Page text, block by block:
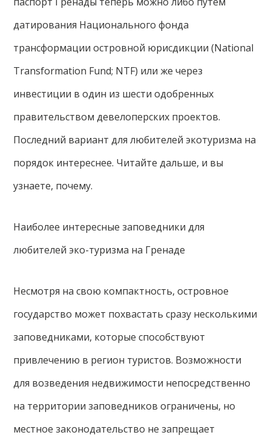
датирования Национального фонда
трансформации островной юрисдикции (National
Transformation Fund; NTF) или же через
инвестиции в один из шести одобренных
правительством девелоперских проектов.
Последний вариант для любителей экотуризма на
порядок интереснее. Читайте дальше, и вы
узнаете, почему.
Наиболее интересные заповедники для
любителей эко-туризма на Гренаде
Несмотря на свою компактность, островное
государство может похвастать сразу несколькими
заповедниками, которые способствуют
привлечению в регион туристов. Возможности
для возведения недвижимости непосредственно
на территории заповедников ограничены, но
местное законодательство не запрещает